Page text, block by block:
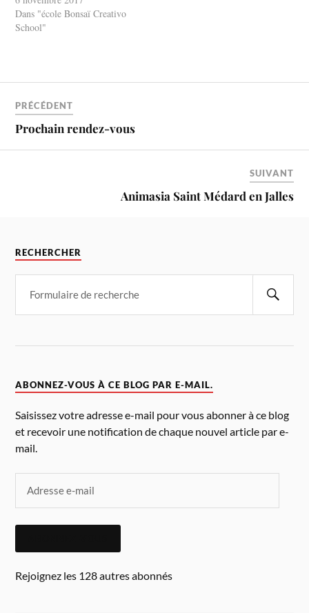
Dans "école Bonsaï Creativo
School"
PRÉCÉDENT
Prochain rendez-vous
SUIVANT
Animasia Saint Médard en Jalles
RECHERCHER
ABONNEZ-VOUS À CE BLOG PAR E-MAIL.
Saisissez votre adresse e-mail pour vous abonner à ce blog
et recevoir une notification de chaque nouvel article par e-
mail.
Rejoignez les 128 autres abonnés